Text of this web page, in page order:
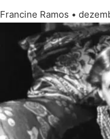
Francine Ramos